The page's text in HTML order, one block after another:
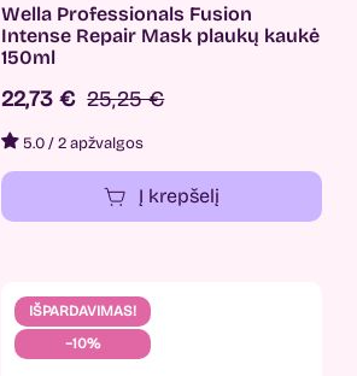
Wella Professionals Fusion
Intense Repair Mask plaukų kaukė
150ml
22,73 € 25,25 €
5.0/2 apžvalgos
Į krepšelį
IŠPARDAVIMAS!
−10%